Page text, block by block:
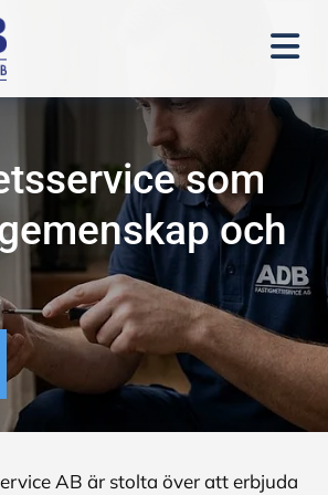
som
och
AB är stolta över att erbjuda